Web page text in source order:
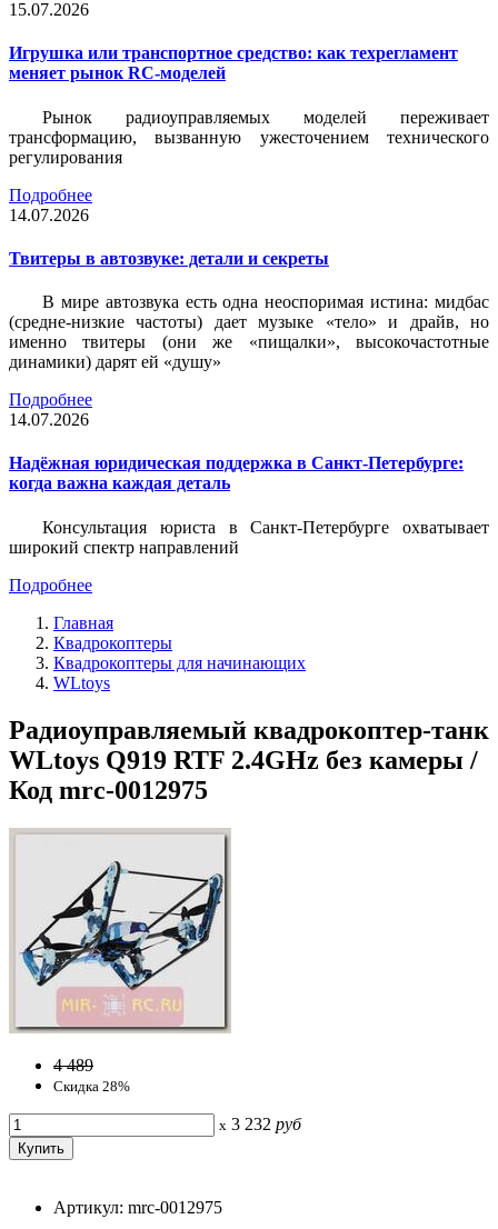
15.07.2026
Игрушка или транспортное средство: как техрегламент
меняет рынок RC-моделей
Рынок радиоуправляемых моделей переживает
трансформацию, вызванную ужесточением технического
регулирования
Подробнее
14.07.2026
Твитеры в автозвуке: детали и секреты
В мире автозвука есть одна неоспоримая истина: мидбас
(средне-низкие частоты) дает музыке «тело» и драйв, но
именно твитеры (они же «пищалки», высокочастотные
динамики) дарят ей «душу»
Подробнее
14.07.2026
Надёжная юридическая поддержка в Санкт-Петербурге:
когда важна каждая деталь
Консультация юриста в Санкт-Петербурге охватывает
широкий спектр направлений
Подробнее
Главная
Квадрокоптеры
Квадрокоптеры для начинающих
WLtoys
Радиоуправляемый квадрокоптер-танк
WLtoys Q919 RTF 2.4GHz без камеры /
Код mrc-0012975
4 489
Скидка 28%
x 3 232 руб
Артикул: mrc-0012975